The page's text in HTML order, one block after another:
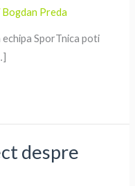
Bogdan Preda
SporTnica poti
despre